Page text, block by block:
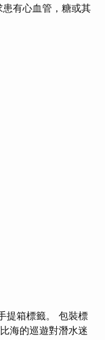
有心血管，糖或其
提箱標籤。 包裝標
海的巡遊對潛水迷